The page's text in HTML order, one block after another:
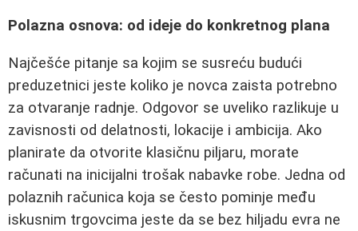
Polazna osnova: od ideje do konkretnog plana
Najčešće pitanje sa kojim se susreću budući
preduzetnici jeste koliko je novca zaista potrebno
za otvaranje radnje. Odgovor se uveliko razlikuje u
zavisnosti od delatnosti, lokacije i ambicija. Ako
planirate da otvorite klasičnu piljaru, morate
računati na inicijalni trošak nabavke robe. Jedna od
polaznih računica koja se često pominje među
iskusnim trgovcima jeste da se bez hiljadu evra ne